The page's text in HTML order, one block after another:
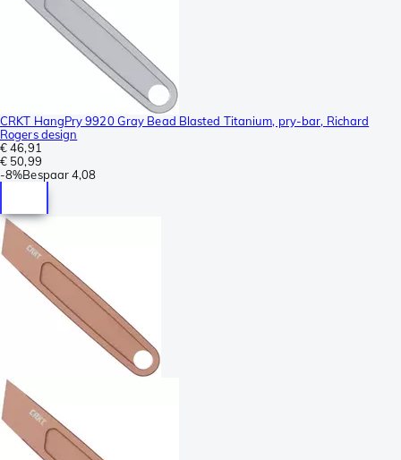
CRKT HangPry 9920 Gray Bead Blasted Titanium, pry-bar, Richard
Rogers design
€ 46,91
€ 50,99
-8%Bespaar4,08